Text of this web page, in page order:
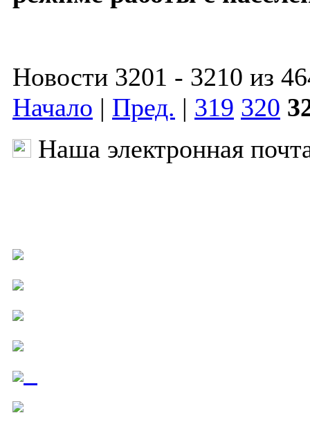
Новости 3201 - 3210 из
Начало | Пред. | 319 320
Наша электронная